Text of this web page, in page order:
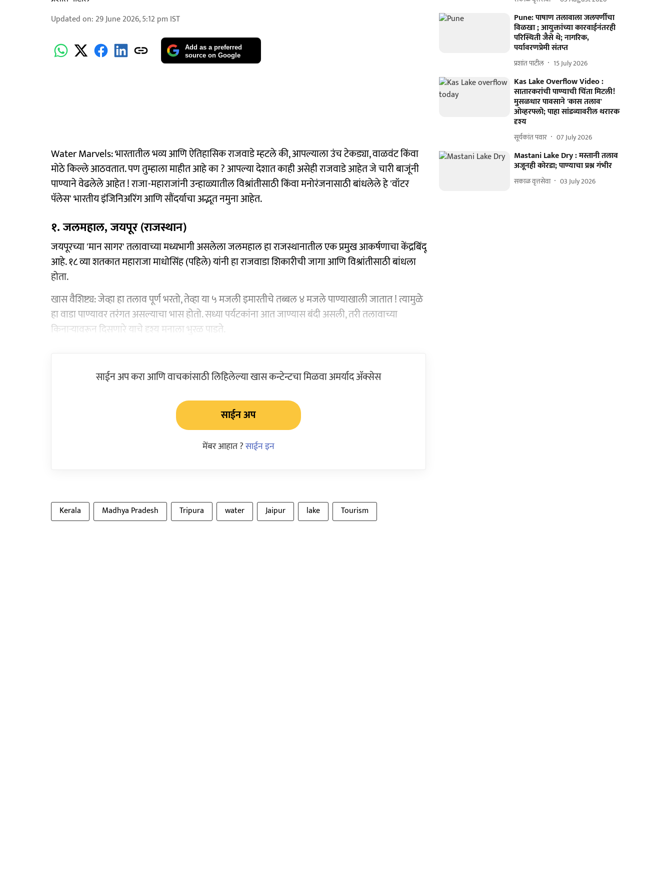
Updated on: 29 June 2026, 5:12 pm IST
Add as a preferred
source on Google
Water Marvels: भारतातील भव्य आणि ऐतिहासिक राजवाडे म्हटले की, आपल्याला उंच टेकड्या, वाळवंट किंवा
मोठे किल्ले आठवतात. पण तुम्हाला माहीत आहे का ? आपल्या देशात काही असेही राजवाडे आहेत जे चारी बाजूंनी
पाण्याने वेढलेले आहेत ! राजा-महाराजांनी उन्हाळ्यातील विश्रांतीसाठी किंवा मनोरंजनासाठी बांधलेले हे 'वॉटर
पॅलेस' भारतीय इंजिनिअरिंग आणि सौंदर्याचा अद्भूत नमुना आहेत.
१. जलमहाल, जयपूर (राजस्थान)
जयपूरच्या 'मान सागर' तलावाच्या मध्यभागी असलेला जलमहाल हा राजस्थानातील एक प्रमुख आकर्षणाचा केंद्रबिंदू
आहे. १८ व्या शतकात महाराजा माधोसिंह (पहिले) यांनी हा राजवाडा शिकारीची जागा आणि विश्रांतीसाठी बांधला
होता.
खास वैशिष्ट्य: जेव्हा हा तलाव पूर्ण भरतो, तेव्हा या ५ मजली इमारतीचे तब्बल ४ मजले पाण्याखाली जातात ! त्यामुळे
हा वाडा पाण्यावर तरंगत असल्याचा भास होतो. सध्या पर्यटकांना आत जाण्यास बंदी असली, तरी तलावाच्या
किनाऱ्यावरून दिसणारे याचे दृश्य मनाला भुरळ पाडते.
साईन अप करा आणि वाचकांसाठी लिहिलेल्या खास कन्टेन्टचा मिळवा अमर्याद ॲक्सेस
साईन अप
मेंबर आहात ?साईन इन
Kerala Madhya Pradesh Tripura water Jaipur lake Tourism
Pune: पाषाण तलावाला जलपर्णीचा
विळखा ; आयुक्तांच्या कारवाईनंतरही
परिस्थिती जैसे थे; नागरिक,
पर्यावरणप्रेमी संतप्त
प्रशांत पाटील 15 July 2026
Kas Lake Overflow Video :
सातारकरांची पाण्याची चिंता मिटली!
मुसळधार पावसाने 'कास तलाव'
ओव्हरफ्लो; पाहा सांडव्यावरील थरारक
दृश्य
सूर्यकांत पवार 07 July 2026
Mastani Lake Dry : मस्तानी तलाव
अजूनही कोरडा; पाण्याचा प्रश्न गंभीर
सकाळ वृत्तसेवा 03 July 2026